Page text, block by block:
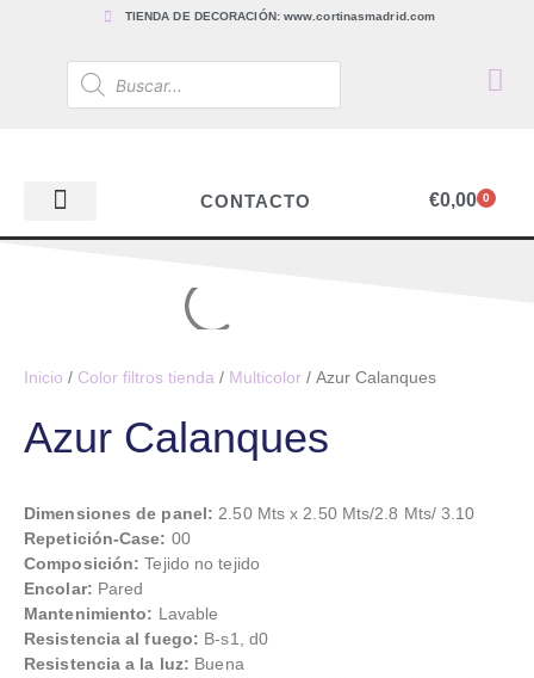
TIENDA DE DECORACIÓN: www.cortinasmadrid.com
CONTACTO €0,00 0
Inicio / Color filtros tienda / Multicolor / Azur Calanques
Azur Calanques
Dimensiones de panel: 2.50 Mts x 2.50 Mts/2.8 Mts/ 3.10
Repetición-Case: 00
Composición: Tejido no tejido
Encolar: Pared
Mantenimiento: Lavable
Resistencia al fuego: B-s1, d0
Resistencia a la luz: Buena